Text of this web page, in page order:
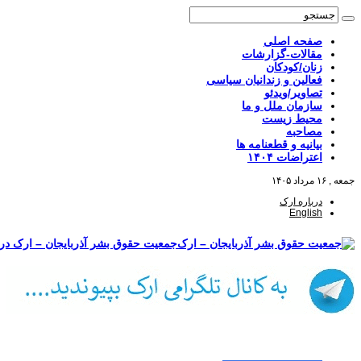
صفحه اصلی
مقالات-گزارشات
زنان/کودکان
فعالین و زندانیان سیاسی
تصاویر/ویدئو
سازمان ملل و ما
محیط زیست
مصاحبه
بیانیه و قطعنامه ها
اعتراضات ۱۴۰۴
جمعه , ۱۶ مرداد ۱۴۰۵
درباره ارک
English
جمعیت حقوق بشر آذربایجان – ارک